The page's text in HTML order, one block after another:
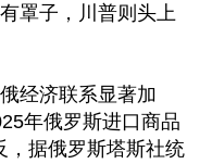
罩子，川普则头上
经济联系显著加
年俄罗斯进口商品
，据俄罗斯塔斯社统